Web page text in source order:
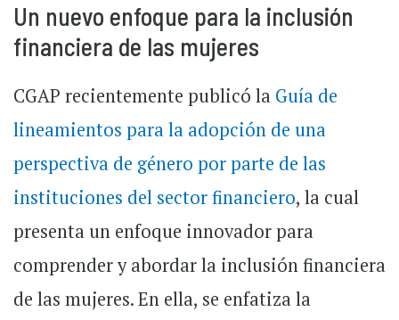
Un nuevo enfoque para la inclusión
financiera de las mujeres
CGAP recientemente publicó la Guía de
lineamientos para la adopción de una
perspectiva de género por parte de las
instituciones del sector financiero, la cual
presenta un enfoque innovador para
comprender y abordar la inclusión financiera
de las mujeres. En ella, se enfatiza la